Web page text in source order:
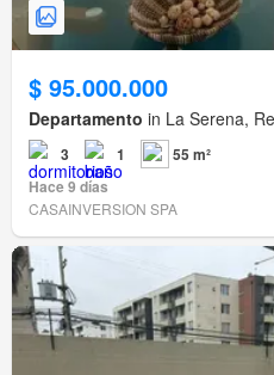
$ 95.000.000
Departamento in La Serena,
3 1
55 m²
Hace 9 días
CASAINVERSION SPA